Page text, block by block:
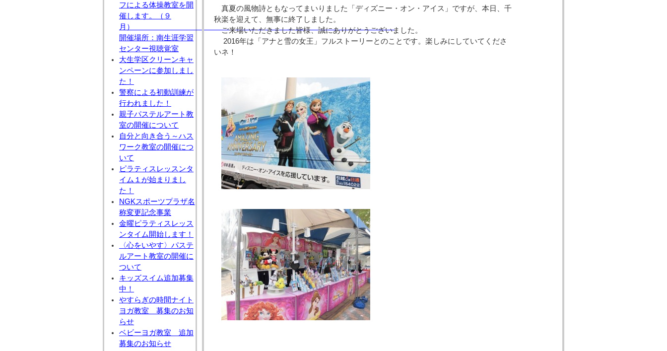
フによる体操教室を開
催します。（９
月）
開催場所：南生涯学習
センター視聴覚室
大生学区クリーンキャ
ンペーンに参加しまし
た！
警察による初動訓練が
行われました！
親子パステルアート教
室の開催について
自分と向き合う～ハス
ワーク教室の開催につ
いて
ピラティスレッスンタ
イム１が始まりまし
た！
NGKスポーツプラザ名
称変更記念事業
金曜ピラティスレッス
ンタイム開始します！
〈心をいやす〉パステ
ルアート教室の開催に
ついて
キッズスイム追加募集
中！
やすらぎの時間ナイト
ヨガ教室 募集のお知
らせ
ベビーヨガ教室 追加
募集のお知らせ
真夏の風物詩ともなってまいりました「ディズニー・オン・アイス」ですが、本日、千
秋楽を迎えて、無事に終了しました。
ご来場いただきました皆様、誠にありがとうございました。
2016年は「アナと雪の女王」フルストーリーとのことです。楽しみにしていてくださ
いネ！